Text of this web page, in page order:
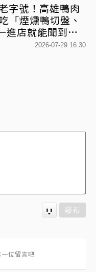
字號！高雄鴨肉
「煙燻鴨切盤、
進店就能聞到香
2026-07-29 16:30
發布